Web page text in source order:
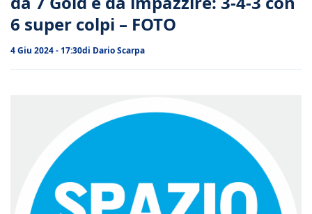
6 super colpi – FOTO
4 Giu 2024 - 17:30di Dario Scarpa